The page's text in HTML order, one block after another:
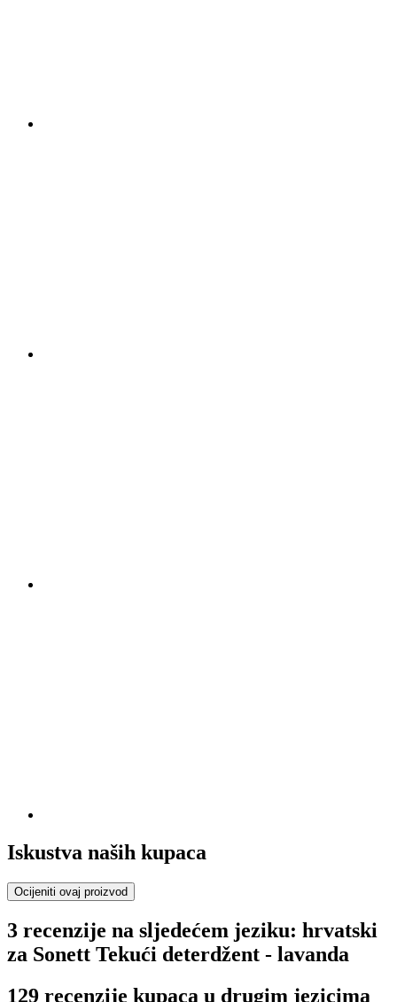
Iskustva naših kupaca
Ocijeniti ovaj proizvod
3 recenzije na sljedećem jeziku: hrvatski
za Sonett Tekući deterdžent - lavanda
129 recenzije kupaca u drugim jezicima